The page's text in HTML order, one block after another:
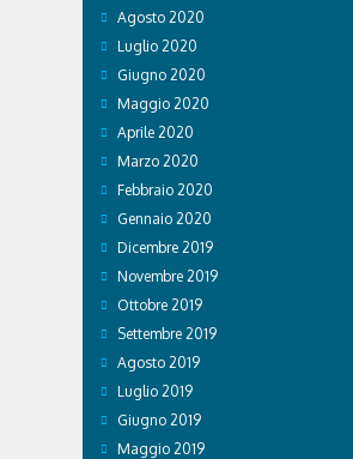
Agosto 2020
Luglio 2020
Giugno 2020
Maggio 2020
Aprile 2020
Marzo 2020
Febbraio 2020
Gennaio 2020
Dicembre 2019
Novembre 2019
Ottobre 2019
Settembre 2019
Agosto 2019
Luglio 2019
Giugno 2019
Maggio 2019